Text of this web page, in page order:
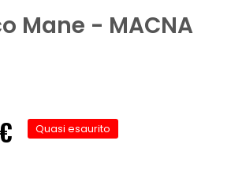
Mane - MACNA
Quasi esaurito